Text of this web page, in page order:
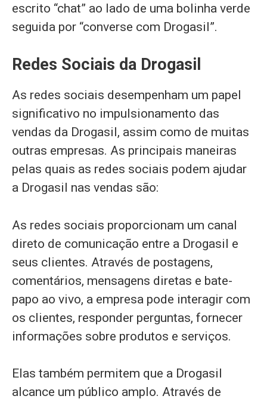
escrito “chat” ao lado de uma bolinha verde
seguida por “converse com Drogasil”.
Redes Sociais da Drogasil
As redes sociais desempenham um papel
significativo no impulsionamento das
vendas da Drogasil, assim como de muitas
outras empresas. As principais maneiras
pelas quais as redes sociais podem ajudar
a Drogasil nas vendas são:
As redes sociais proporcionam um canal
direto de comunicação entre a Drogasil e
seus clientes. Através de postagens,
comentários, mensagens diretas e bate-
papo ao vivo, a empresa pode interagir com
os clientes, responder perguntas, fornecer
informações sobre produtos e serviços.
Elas também permitem que a Drogasil
alcance um público amplo. Através de